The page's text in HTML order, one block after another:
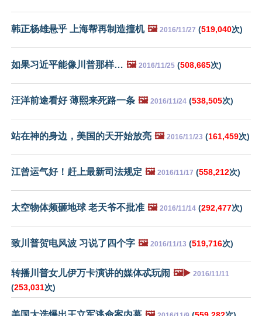
韩正杨雄悬乎 上海帮再制造撞机 🖼️ 2016/11/27 (519,040次)
如果习近平能像川普那样… 🖼️ 2016/11/25 (508,665次)
汪洋前途看好 薄熙来死路一条 🖼️ 2016/11/24 (538,505次)
站在神的身边，美国的天开始放亮 🖼️ 2016/11/23 (161,459次)
江曾运气好！赶上最新司法规定 🖼️ 2016/11/17 (558,212次)
太空物体频砸地球 老天爷不批准 🖼️ 2016/11/14 (292,477次)
致川普贺电风波 习说了四个字 🖼️ 2016/11/13 (519,716次)
转播川普女儿伊万卡演讲的媒体忒玩闹 🖼️▶️ 2016/11/11
(253,031次)